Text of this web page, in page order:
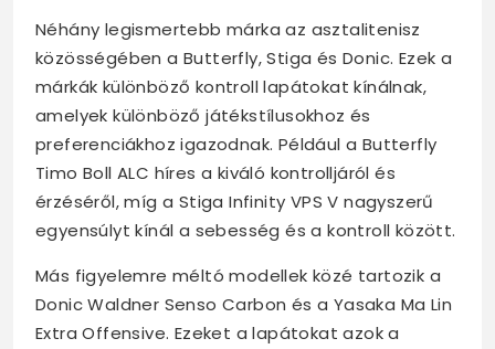
Néhány legismertebb márka az asztalitenisz
közösségében a Butterfly, Stiga és Donic. Ezek a
márkák különböző kontroll lapátokat kínálnak,
amelyek különböző játékstílusokhoz és
preferenciákhoz igazodnak. Például a Butterfly
Timo Boll ALC híres a kiváló kontrolljáról és
érzéséről, míg a Stiga Infinity VPS V nagyszerű
egyensúlyt kínál a sebesség és a kontroll között.
Más figyelemre méltó modellek közé tartozik a
Donic Waldner Senso Carbon és a Yasaka Ma Lin
Extra Offensive. Ezeket a lapátokat azok a